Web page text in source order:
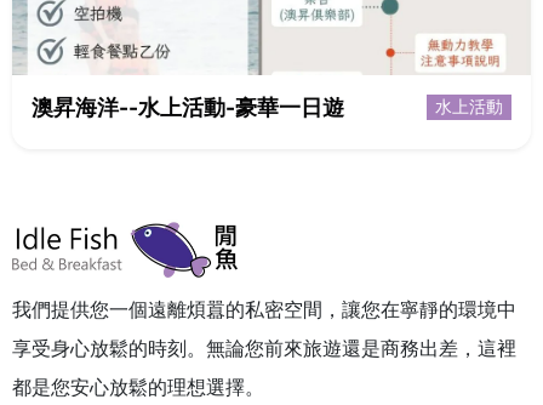
澳昇海洋--水上活動-豪華一日遊 水上活動
我們提供您一個遠離煩囂的私密空間，讓您在寧靜的環境中
享受身心放鬆的時刻。無論您前來旅遊還是商務出差，這裡
都是您安心放鬆的理想選擇。